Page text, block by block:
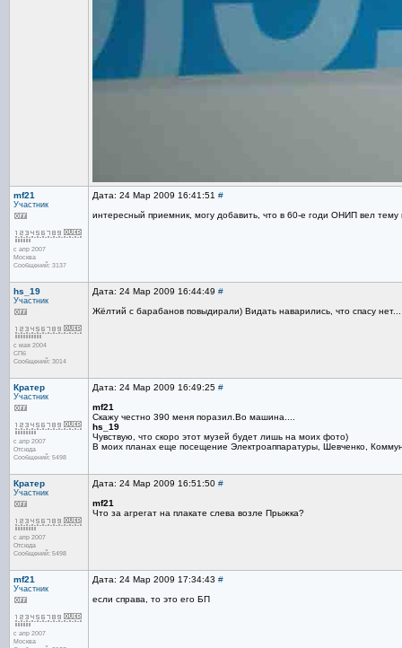
mf21
Участник
с апр 2007
Москва
Сообщений: 3137
Дата: 24 Мар 2009 16:41:51 #
интересный приемник, могу добавить, что в 60-е годи ОНИП вел
hs_19
Участник
с мая 2004
СПб
Сообщений: 3014
Дата: 24 Мар 2009 16:44:49 #
Жёлтий с барабанов повыдирали) Видать наварились, что спасу нет...
Кратер
Участник
с апр 2007
Отсюда
Сообщений: 5498
Дата: 24 Мар 2009 16:49:25 #
mf21
Скажу честно 390 меня поразил.Во машина....
hs_19
Чувствую, что скоро этот музей будет лишь на моих фото)
В моих планах еще посещение Электроаппаратуры, Шевченко,
Кратер
Участник
с апр 2007
Отсюда
Сообщений: 5498
Дата: 24 Мар 2009 16:51:50 #
mf21
Что за агрегат на плакате слева возле Прыжка?
mf21
Участник
с апр 2007
Москва
Дата: 24 Мар 2009 17:34:43 #
если справа, то это его БП